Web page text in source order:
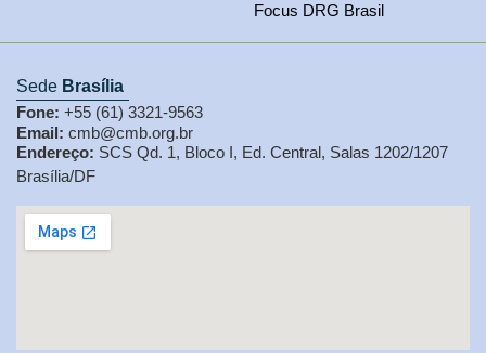
Focus DRG Brasil
Sede Brasília
Fone: +55 (61) 3321-9563
Email: cmb@cmb.org.br
Endereço: SCS Qd. 1, Bloco I, Ed. Central, Salas 1202/1207
Brasília/DF